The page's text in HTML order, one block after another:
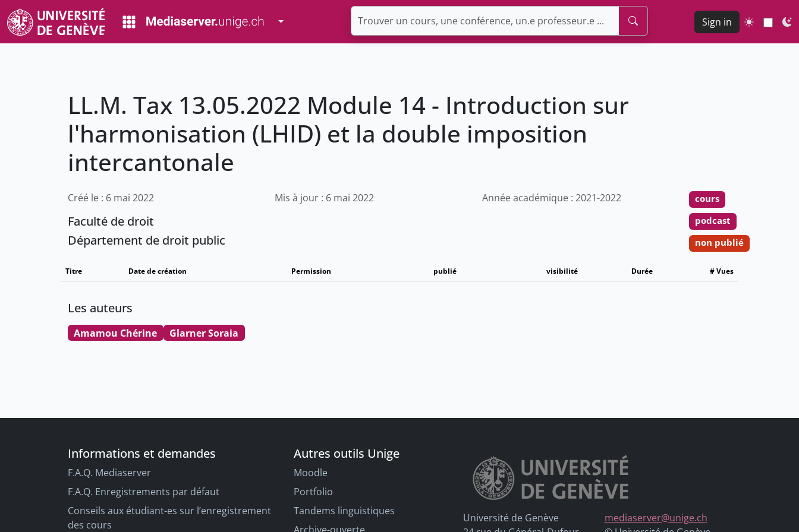
Toggle Dropdown Sign in
LL.M. Tax 13.05.2022 Module 14 - Introduction sur
l'harmonisation (LHID) et la double imposition
intercantonale
Créé le : 6 mai 2022 Mis à jour : 6 mai 2022 Année académique : 2021-2022
Faculté de droit
Département de droit public
cours
podcast
non publié
Titre Date de création Permission publié visibilité Durée # Vues
Les auteurs
Amamou Chérine Glarner Soraia
Informations et demandes
F.A.Q. Mediaserver
F.A.Q. Enregistrements par défaut
Conseils aux étudiant-es sur l’enregistrement
des cours
Autres outils Unige
Moodle
Portfolio
Tandems linguistiques
Université de Genève
mediaserver@unige.ch